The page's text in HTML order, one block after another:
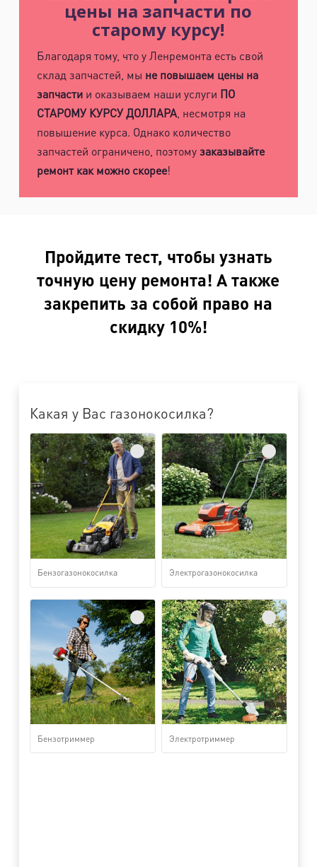
цены на запчасти по
старому курсу!
Благодаря тому, что у Ленремонта есть свой
склад запчастей, мы не повышаем цены на
запчастии оказываем наши услуги ПО
СТАРОМУ КУРСУ ДОЛЛАРА, несмотря на
повышение курса. Однако количество
запчастей ограничено, поэтомузаказывайте
ремонт как можно скорее!
Пройдите тест, чтобы узнать
точную цену ремонта! А также
закрепить за собой право на
скидку 10%!
Какая у Вас газонокосилка?
Бензогазонокосилка Электрогазонокосилка
Бензотриммер Электротриммер